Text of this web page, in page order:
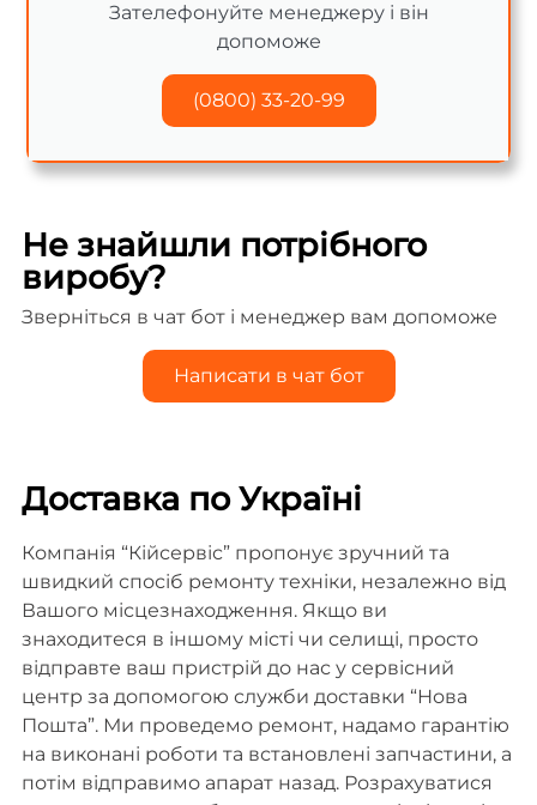
Зателефонуйте менеджеру і він
допоможе
(0800) 33-20-99
Не знайшли потрібного
виробу?
Зверніться в чат бот і менеджер вам допоможе
Написати в чат бот
Доставка по Україні
Компанія “Кійсервіс” пропонує зручний та
швидкий спосіб ремонту техніки, незалежно від
Вашого місцезнаходження. Якщо ви
знаходитеся в іншому місті чи селищі, просто
відправте ваш пристрій до нас у сервісний
центр за допомогою служби доставки “Нова
Пошта”. Ми проведемо ремонт, надамо гарантію
на виконані роботи та встановлені запчастини, а
потім відправимо апарат назад. Розрахуватися